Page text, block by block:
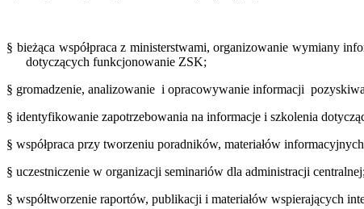
§ bieżąca współpraca z ministerstwami, organizowanie wymiany
dotyczących funkcjonowanie ZSK;
§ gromadzenie, analizowanie i opracowywanie informacji
§ identyfikowanie zapotrzebowania na informacje i szkolenia
§ współpraca przy tworzeniu poradników, materiałów
§ uczestniczenie w organizacji seminariów dla administracji centralnej;
§ współtworzenie raportów, publikacji i materiałów wspierających